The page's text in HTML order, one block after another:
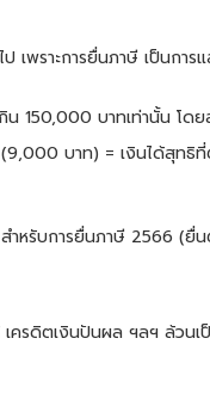
เพราะการยื่นภาษี เป็นกา
150,000 บาทเท่านั้น โด
บาท) = เงินได้สุทธิ
ำหรับการยื่นภาษี 2566 (ยื่
ครดิตเงินปันผล ฯลฯ ล้วน